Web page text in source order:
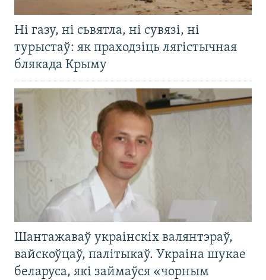
Ні газу, ні сьвятла, ні сувязі, ні
турыстаў: як праходзіць лягістычная
блякада Крыму
Шантажаваў украінскіх валянтэраў,
вайскоўцаў, палітыкаў. Украіна шукае
беларуса, які займаўся «чорным